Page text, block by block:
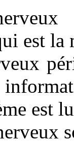
est la
est